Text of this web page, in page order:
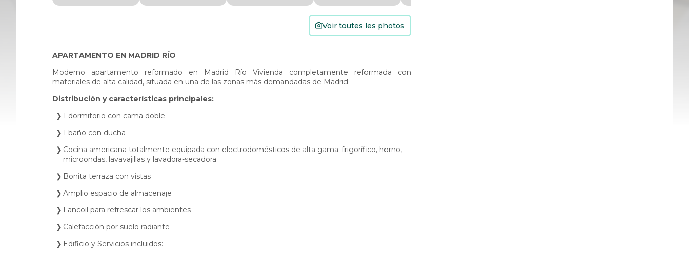
Voir toutes les photos
APARTAMENTO EN MADRID RÍO
Moderno apartamento reformado en Madrid Río Vivienda completamente reformada con
materiales de alta calidad, situada en una de las zonas más demandadas de Madrid.
Distribución y características principales:
1 dormitorio con cama doble
1 baño con ducha
Cocina americana totalmente equipada con electrodomésticos de alta gama: frigorífico, horno,
microondas, lavavajillas y lavadora-secadora
Bonita terraza con vistas
Amplio espacio de almacenaje
Fancoil para refrescar los ambientes
Calefacción por suelo radiante
Edificio y Servicios incluidos: